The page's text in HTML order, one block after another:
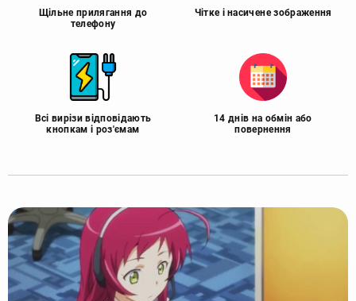
Щільне прилягання до
телефону
Чітке і насичене зображення
Всі вирізи відповідають
кнопкам і роз'ємам
14 днів на обмін або
повернення